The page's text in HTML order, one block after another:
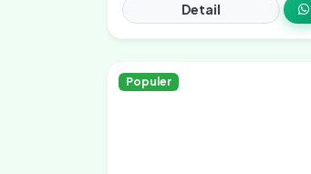
Detail
Populer